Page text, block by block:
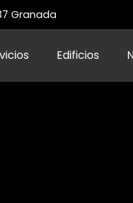
Granada
Edificios